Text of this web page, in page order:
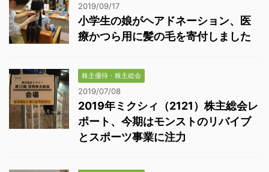
2019/09/17
小学生の娘がヘアドネーション、医
療かつら用に髪の毛を寄付しました
株主優待・株主総会
2019/07/08
2019年ミクシィ（2121）株主総会レ
ポート、今期はモンストのリバイブ
とスポーツ事業に注力